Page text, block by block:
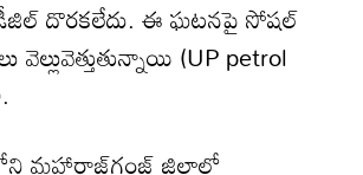
దొరకలేదు. ఈ ఘటనపై సోషల్
(UP petrol
మహారాజ్‌గంజ్ జిల్లాలో